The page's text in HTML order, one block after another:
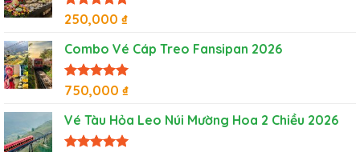
Được xếp
hạng
sao
250,000 ₫
Combo Vé Cáp Treo Fansipan 2026
Được xếp
hạng
sao
750,000 ₫
Vé Tàu Hỏa Leo Núi Mường Hoa 2 Chiều 2026